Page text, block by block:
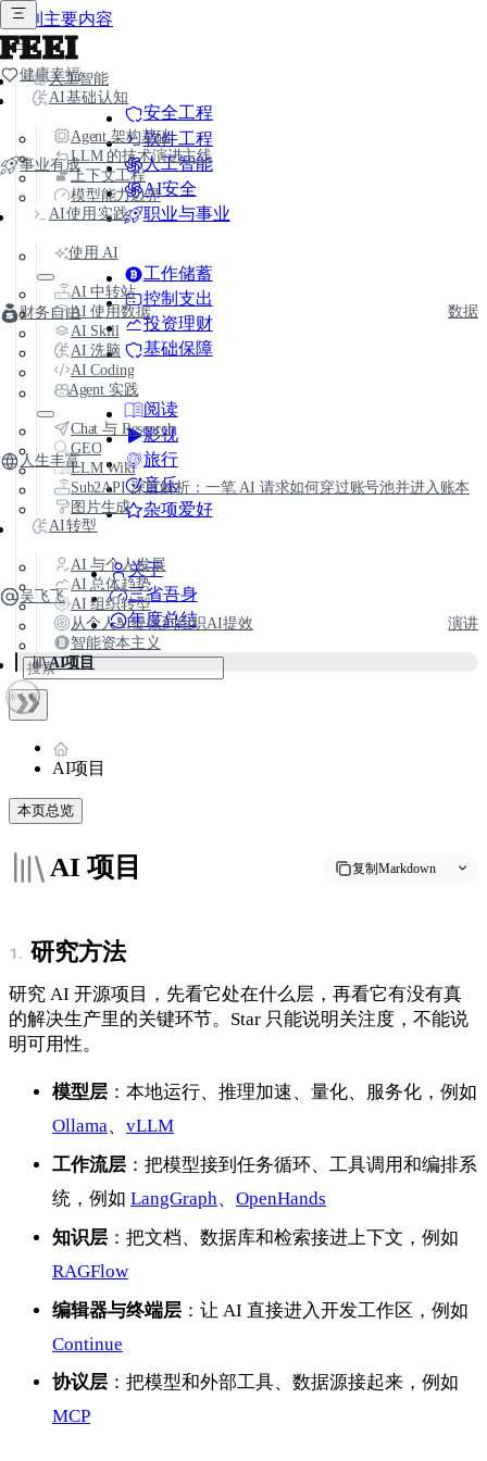
跳到主要内容
FEEI
健康幸福
事业有成
安全工程
软件工程
人工智能
AI安全
职业与事业
财务自由
工作储蓄
控制支出
投资理财
基础保障
人生丰富
阅读
影视
旅行
音乐
杂项爱好
吴飞飞
关于
三省吾身
年度总结
人工智能
AI基础认知
Agent 架构基础
LLM 的技术演进主线
上下文工程
模型能力边界
AI使用实践
使用 AI
AI 中转站
AI 使用数据
数据
AI Skill
AI 洗脑
AI Coding
Agent 实践
Chat 与 Research
GEO
LLM Wiki
Sub2API 深度解析：一笔 AI 请求如何穿过账号池并进入账本
图片生成
AI转型
AI 与个人发展
AI 总体趋势
AI 组织转型
从个人AI提效到组织AI提效
演讲
智能资本主义
AI项目
AI项目
本页总览
复制Markdown
AI 项目
研究方法
研究 AI 开源项目，先看它处在什么层，再看它有没有真
的解决生产里的关键环节。Star 只能说明关注度，不能说
明可用性。
模型层 ：本地运行、推理加速、量化、服务化，例如
Ollama、 vLLM
工作流层 ：把模型接到任务循环、工具调用和编排系
统，例如 LangGraph、 OpenHands
知识层 ：把文档、数据库和检索接进上下文，例如
RAGFlow
编辑器与终端层 ：让 AI 直接进入开发工作区，例如
Continue
协议层 ：把模型和外部工具、数据源接起来，例如
MCP